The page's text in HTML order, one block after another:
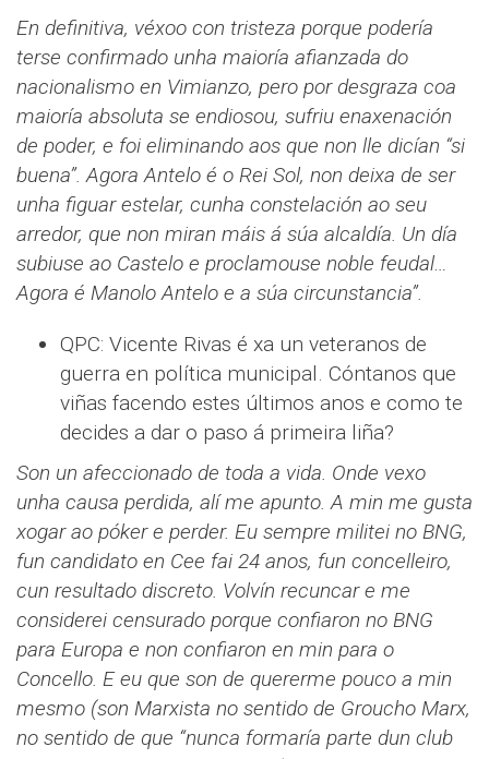
En definitiva, véxoo con tristeza porque podería
terse confirmado unha maioría afianzada do
nacionalismo en Vimianzo, pero por desgraza coa
maioría absoluta se endiosou, sufriu enaxenación
de poder, e foi eliminando aos que non lle dicían “si
buena”. Agora Antelo é o Rei Sol, non deixa de ser
unha figuar estelar, cunha constelación ao seu
arredor, que non miran máis á súa alcaldía. Un día
subiuse ao Castelo e proclamouse noble feudal…
Agora é Manolo Antelo e a súa circunstancia”.
QPC: Vicente Rivas é xa un veteranos de
guerra en política municipal. Cóntanos que
viñas facendo estes últimos anos e como te
decides a dar o paso á primeira liña?
Son un afeccionado de toda a vida. Onde vexo
unha causa perdida, alí me apunto. A min me gusta
xogar ao póker e perder. Eu sempre militei no BNG,
fun candidato en Cee fai 24 anos, fun concelleiro,
cun resultado discreto. Volvín recuncar e me
considerei censurado porque confiaron no BNG
para Europa e non confiaron en min para o
Concello. E eu que son de quererme pouco a min
mesmo (son Marxista no sentido de Groucho Marx,
no sentido de que “nunca formaría parte dun club